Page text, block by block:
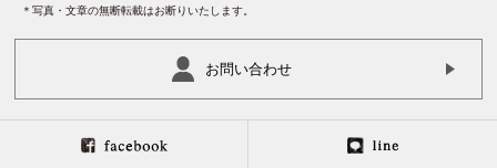
＊写真・文章の無断転載はお断りいたします。
お問い合わせ